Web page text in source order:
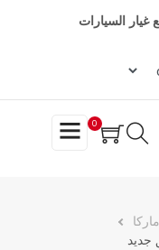
غيار السيارات
Select
0
جديد